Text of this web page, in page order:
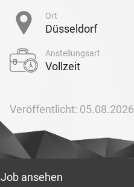
Ort
Düsseldorf
Anstellungsart
Vollzeit
Veröffentlicht: 05.08.2026
Job ansehen